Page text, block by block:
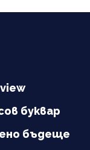
буквар
бъдеще